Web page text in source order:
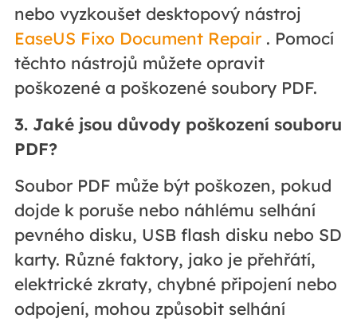
nebo vyzkoušet desktopový nástroj
EaseUS Fixo Document Repair. Pomocí
těchto nástrojů můžete opravit
poškozené a poškozené soubory PDF.
3. Jaké jsou důvody poškození souboru
PDF?
Soubor PDF může být poškozen, pokud
dojde k poruše nebo náhlému selhání
pevného disku, USB flash disku nebo SD
karty. Různé faktory, jako je přehřátí,
elektrické zkraty, chybné připojení nebo
odpojení, mohou způsobit selhání